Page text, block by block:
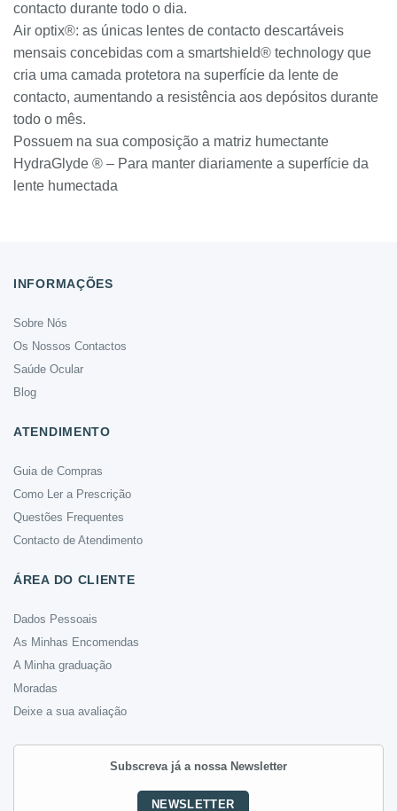
contacto durante todo o dia.
Air optix®: as únicas lentes de contacto descartáveis
mensais concebidas com a smartshield® technology que
cria uma camada protetora na superfície da lente de
contacto, aumentando a resistência aos depósitos durante
todo o mês.
Possuem na sua composição a matriz humectante
HydraGlyde ® – Para manter diariamente a superfície da
lente humectada
INFORMAÇÕES
Sobre Nós
Os Nossos Contactos
Saúde Ocular
Blog
ATENDIMENTO
Guia de Compras
Como Ler a Prescrição
Questões Frequentes
Contacto de Atendimento
ÁREA DO CLIENTE
Dados Pessoais
As Minhas Encomendas
A Minha graduação
Moradas
Deixe a sua avaliação
Subscreva já a nossa Newsletter
NEWSLETTER